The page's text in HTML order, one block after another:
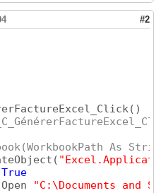
#2
( )
As
(
True
"C:\Documents and